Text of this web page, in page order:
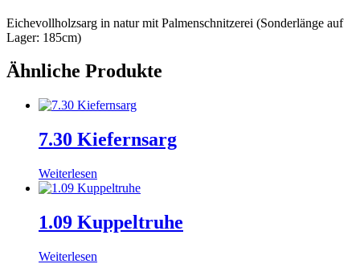
Eichevollholzsarg in natur mit Palmenschnitzerei (Sonderlänge auf
Lager: 185cm)
Ähnliche Produkte
7.30 Kiefernsarg
Weiterlesen
1.09 Kuppeltruhe
Weiterlesen